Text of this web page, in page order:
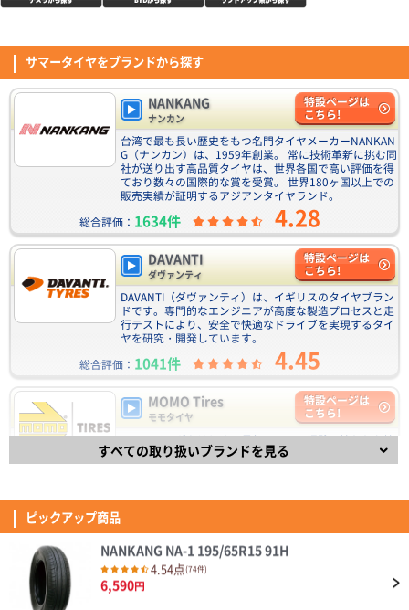
サマータイヤをブランドから探す
NANKANG
ナンカン
台湾で最も長い歴史をもつ名門タイヤメーカーNANKAN
G（ナンカン）は、1959年創業。 常に技術革新に挑む同
社が送り出す高品質タイヤは、世界各国で高い評価を得
ており数々の国際的な賞を受賞。 世界180ヶ国以上での
販売実績が証明するアジアンタイヤランド。
総合評価： 1634件 4.28
特設ページは
こちら!
DAVANTI
ダヴァンティ
DAVANTI（ダヴァンティ）は、イギリスのタイヤブラン
ドです。専門的なエンジニアが高度な製造プロセスと走
行テストにより、安全で快適なドライブを実現するタイ
ヤを研究・開発しています。
総合評価： 1041件 4.45
特設ページは
こちら!
MOMO Tires
モモタイヤ
ステアリングをはじめ、長年のレース経験で培われた技
術と経験を取り入れた自動車パーツで有名なイタリアの
ブランドMOMO(モモ)。
特設ページは
こちら!
FINALIST
ファイナリスト
FINALIST（ファイナリスト）は、【決勝進出者、最終選
考進出者】を意味し、スポーティなドライビングを楽し
めるタイヤです。
すべての取り扱いブランドを見る
ピックアップ商品
DAVANTI ECOURA HP1 195/65R15 91H
4.40点(11件)
7,110円
NANKANG NA-1 195/65R15 91H
4.54点(74件)
6,590円
CEAT SecuraDrive 195/65R15 91V
4.52点(19件)
7,060円
CEAT EcoDrive 195/65R15 91H
4.53点 (83件)
5,030円
DAVANTI ECOURA HP1 195/65R15 91H
4.40点
NANKANG NA-1 195/65R15 91H
4.54点(74件)
6,590円
安価でデザインも気に入りました。
(4.07点)ae8*******さん
ENVOY ATERNA 155/65R14 75T
耐久性はこれから。 見た目は良いよ
(3.57点)Yamachikovさん
DAVANTI DX640 235/40R18.Z 95W XL
前回はDAVANTIのPROTOURA SPORTを履いていて、DAVANTIが信頼できる
と思ったので今回もDAVANTIにしました。 DX640はとにかく価格が安いの
で助かります。 取付店で取り付けてもらい、空気圧はフロント290kpaリア
280kpaで調整してもらいました。 性能は全体的にPROTOURA SPORTの下
位互換です。 少しグニャ感があります。静粛性はPROTOURA SPORTより
も静かな気もしますが、スポーツタイヤ相応の音です。 ガッツリ攻めた走
りをする人には向きませんが、コストを抑えてそこそこの性能が欲しい人に
は良いかもしれません。 この価格帯でもリムガード付いてるのはありがた
いです。
(4.50点)
しゅうじさん
ENVOY ATERNA 185/55R16 83V
価格が手頃で口コミが良いものを考えこの商品にたどりつきました。 実際
の体感は、特に印象に残ったのものとして、乗り心地が良く、ロードノイズ
も少く 感じました。 まだ走行距離が短いので、長期間使用した印象は分か
(4.57点)ひろさん
ZEETEX HP6000 ECO 205/45R17 88W XL
本日タイヤが届きましたので早速交換していただき走行してみましたが、ま
ず乗り出してすぐ感じたのが転がり抵抗がちょっとあるかなってのが第一印
象でした。 以前付けてたタイヤの時よりちょっと踏み込まないと前に進ま
ない感じでした。 それと高速走行時に少しロードノイズ音が聞こえるなっ
ても感じました。 乗り心地は抜群に良かったです。
(4.71点)cad*******さん
MOMO M-300 245/45R20.Z 103Y XL
以前使っていた１８インチホイールから ２０インチへアップし、それに伴
い４５タイヤに変えました。 タイヤが薄くなった分、乗り心地が少し犠牲
ブルでお得感を感じてます。 この金額ならすり減ったらすぐ交換したいと
思います。 いい買い物ができた。
MINERVA F205 205/40R18 86Y XL
ミネルバのリピートです！ 前回は17インチ、今回は18インチを購入しまし
た。 このタイヤ乗り心地良いし、静粛性も高い、ウェット路面でも接地感
あるし、ドライでのグリップも満足できる。 何より耐久性あるのもポイン
トです。 高級なタイヤなら当然かもしれないけど、安いのに十分満足でき
るのが素晴らしいです。 本当にコスパの良いタイヤだと思います！
(4.14点)rol*******さん
BRIDGESTONE TECHNO SPORTS 225/45R18 95V XL